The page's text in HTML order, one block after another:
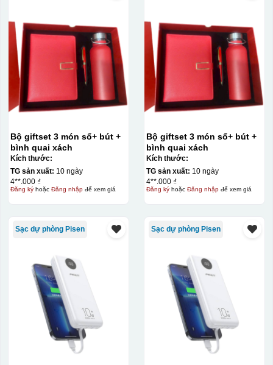
Bộ giftset 3 món sổ+ bút +
bình quai xách
Kích thước:
TG sản xuất: 10 ngày
4**.000 ₫
Đăng kýhoặc Đăng nhậpđể xem giá
Bộ giftset 3 món sổ+ bút +
bình quai xách
Kích thước:
TG sản xuất: 10 ngày
4**.000 ₫
Đăng kýhoặc Đăng nhậpđể xem giá
Sạc dự phòng Pisen Sạc dự phòng Pisen